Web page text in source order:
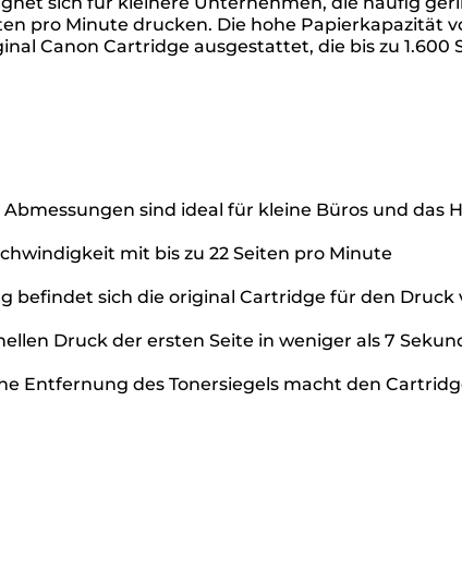
pro Minute drucken. Die hohe Papierkapazität
Canon Cartridge ausgestattet, die bis zu
sind ideal für kleine Büros und das
mit bis zu 22 Seiten pro Minute
befindet sich die original Cartridge für den Druck
Druck der ersten Seite in weniger als 7
Entfernung des Tonersiegels macht den